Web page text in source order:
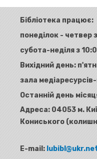
Бібліотека працює:
понеділок - четвер
субота-неділя з
Вихідний день:
зала
Останній день
Адреса: 04053 м.
Кониського
E-mail: